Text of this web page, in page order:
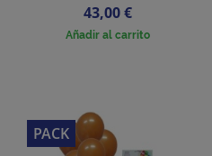
Precio
43,00 €
Añadir al carrito
PACK